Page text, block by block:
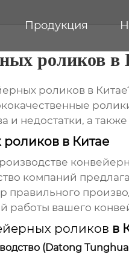
Продукция
роликов в
роликовв
и недостатки, а
в Китае
компаний
правильного
работы вашего
роликов в
(Datong